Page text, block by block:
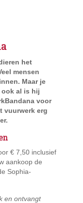
het
mensen
Maar je
al is hij
voor
vuurwerk erg
€ 7,50 inclusief
aankoop de
Sophia-
en ontvangt